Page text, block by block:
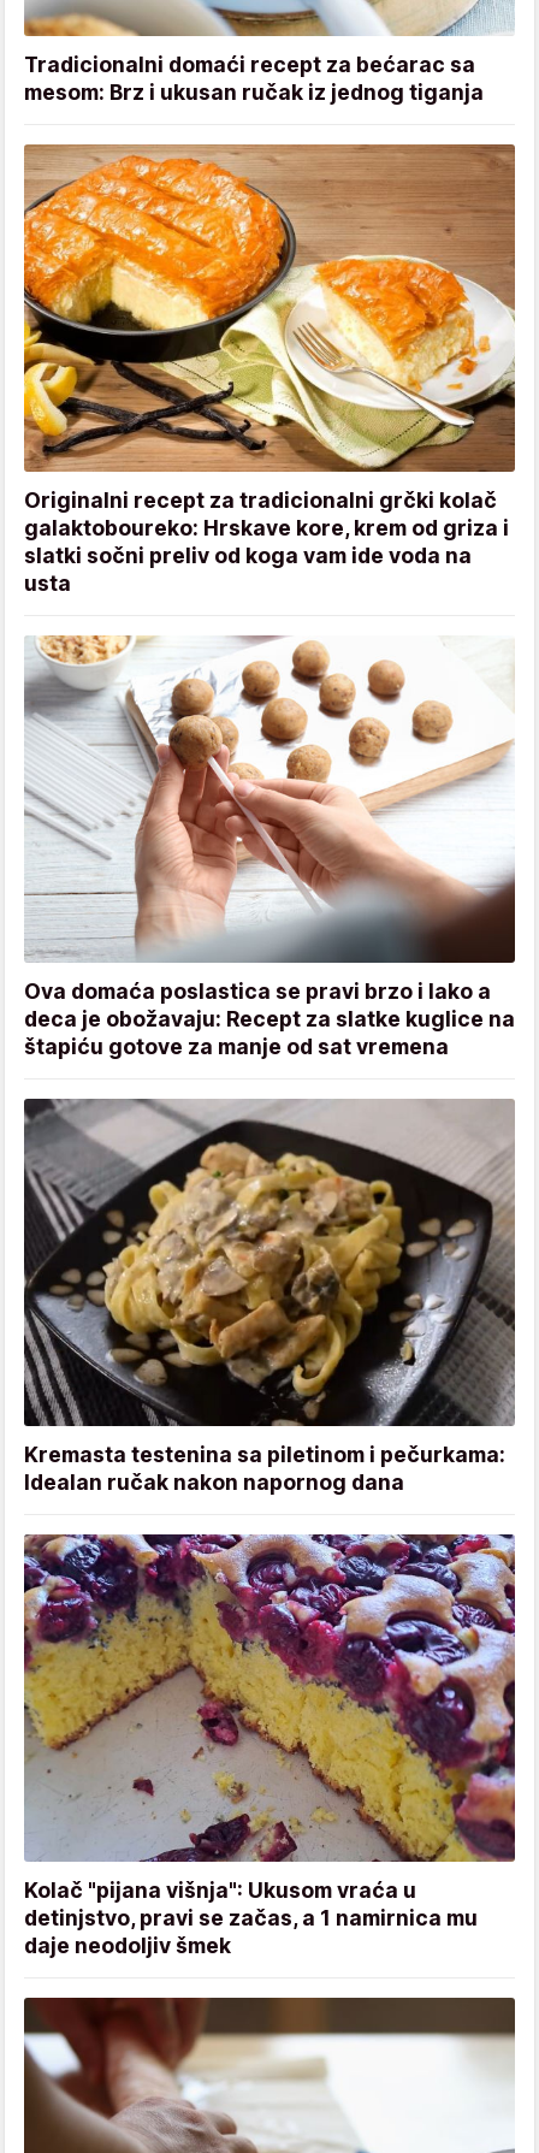
Tradicionalni domaći recept za bećarac sa
mesom: Brz i ukusan ručak iz jednog tiganja
Originalni recept za tradicionalni grčki kolač
galaktoboureko: Hrskave kore, krem od griza i
slatki sočni preliv od koga vam ide voda na
usta
Ova domaća poslastica se pravi brzo i lako a
deca je obožavaju: Recept za slatke kuglice na
štapiću gotove za manje od sat vremena
Kremasta testenina sa piletinom i pečurkama:
Idealan ručak nakon napornog dana
Kolač "pijana višnja": Ukusom vraća u
detinjstvo, pravi se začas, a 1 namirnica mu
daje neodoljiv šmek